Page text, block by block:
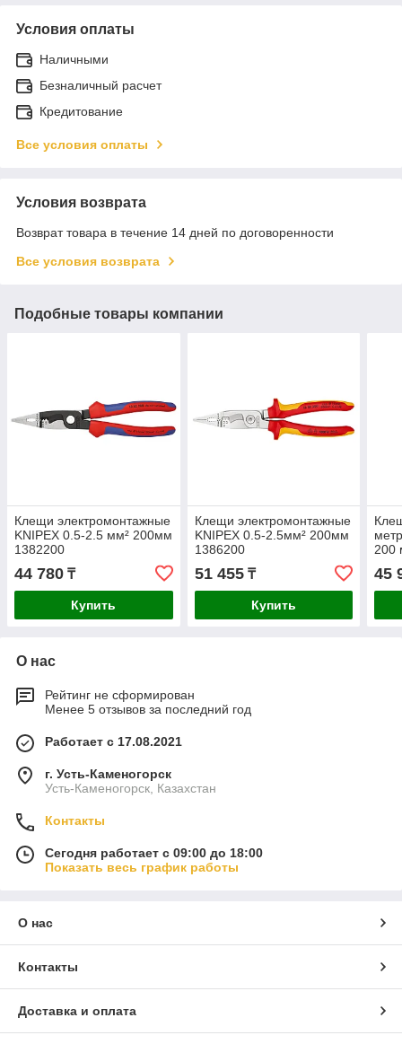
Условия оплаты
Наличными
Безналичный расчет
Кредитование
Все условия оплаты
Условия возврата
Возврат товара в течение 14 дней по договоренности
Все условия возврата
Подобные товары компании
Клещи электромонтажные
KNIPEX 0.5-2.5 мм² 200мм
1382200
44 780 ₸
Купить
Клещи электромонтажные
KNIPEX 0.5-2.5мм² 200мм
1386200
51 455₸
Купить
200
45
О нас
Рейтинг не сформирован
Менее 5 отзывов за последний год
Работает с 17.08.2021
г. Усть-Каменогорск
Усть-Каменогорск, Казахстан
Контакты
Сегодня работает с 09:00 до 18:00
Показать весь график работы
О нас
Контакты
Доставка и оплата